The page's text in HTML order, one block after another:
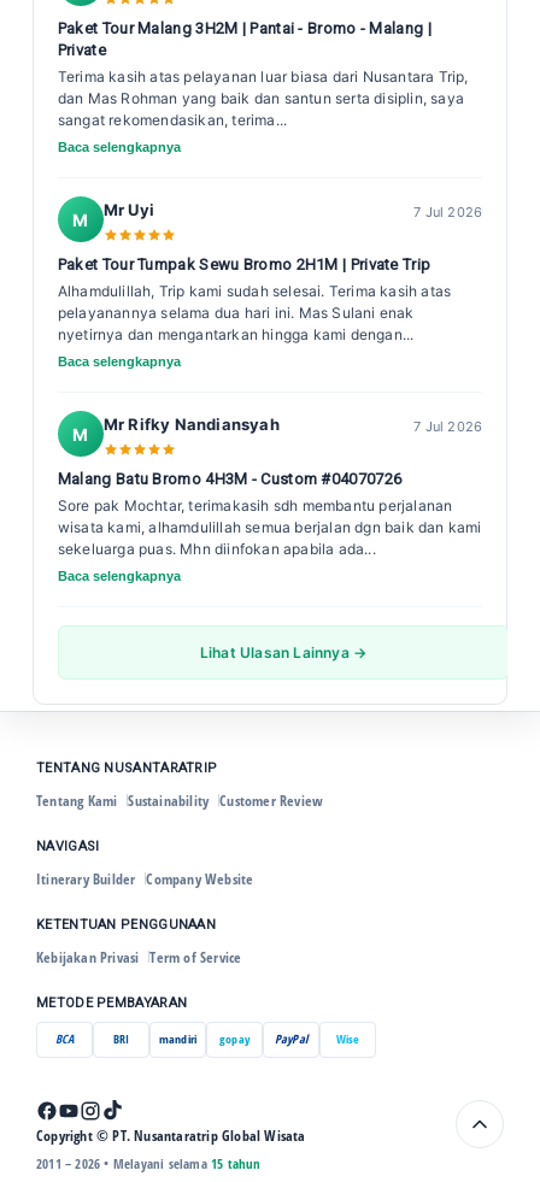
Paket Tour Malang 3H2M | Pantai - Bromo - Malang |
Private
Terima kasih atas pelayanan luar biasa dari Nusantara Trip,
dan Mas Rohman yang baik dan santun serta disiplin, saya
sangat rekomendasikan, terima...
Baca selengkapnya
M Mr Uyi 7 Jul 2026
Paket Tour Tumpak Sewu Bromo 2H1M | Private Trip
Alhamdulillah, Trip kami sudah selesai. Terima kasih atas
pelayanannya selama dua hari ini. Mas Sulani enak
nyetirnya dan mengantarkan hingga kami dengan...
Baca selengkapnya
M Mr Rifky Nandiansyah 7 Jul 2026
Malang Batu Bromo 4H3M - Custom #04070726
Sore pak Mochtar, terimakasih sdh membantu perjalanan
wisata kami, alhamdulillah semua berjalan dgn baik dan kami
sekeluarga puas. Mhn diinfokan apabila ada...
Baca selengkapnya
Lihat Ulasan Lainnya →
TENTANG NUSANTARATRIP
Tentang Kami Sustainability Customer Review
NAVIGASI
Itinerary Builder Company Website
KETENTUAN PENGGUNAAN
Kebijakan Privasi Term of Service
METODE PEMBAYARAN
BCA BRI mandiri gopay PayPal Wise
Copyright © PT. Nusantaratrip Global Wisata
2011 – 2026 • Melayani selama 15 tahun